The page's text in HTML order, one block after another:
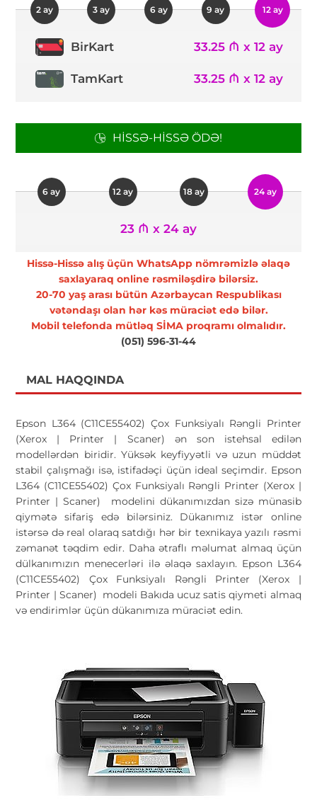
2 ay 3 ay 6 ay 9 ay 12 ay
BirKart 33.25 ₼ x 12 ay
TamKart 33.25 ₼ x 12 ay
HISSƏ-HISSƏ ÖDƏ!
6 ay 12 ay 18 ay 24 ay
23 ₼ x 24 ay
Hissə-Hissə alış üçün WhatsApp nömrəmizlə əlaqə
saxlayaraq online rəsmiləşdirə bilərsiz.
20-70 yaş arası bütün Azərbaycan Respublikası
vətəndaşı olan hər kəs müraciət edə bilər.
Mobil telefonda mütləq SİMA proqramı olmalıdır.
(051) 596-31-44
MAL HAQQINDA
Epson L364 (C11CE55402) Çox Funksiyalı Rəngli Printer
(Xerox | Printer | Scaner) ən son istehsal edilən
modellərdən biridir. Yüksək keyfiyyətli və uzun müddət
stabil çalışmağı isə, istifadəçi üçün ideal seçimdir. Epson
L364 (C11CE55402) Çox Funksiyalı Rəngli Printer (Xerox |
Printer | Scaner) modelini dükanımızdan sizə münasib
qiymətə sifariş edə bilərsiniz. Dükanımız istər online
istərsə də real olaraq satdığı hər bir texnikaya yazılı rəsmi
zəmanət təqdim edir. Daha ətraflı məlumat almaq üçün
dülkanımızın menecerləri ilə əlaqə saxlayın. Epson L364
(C11CE55402) Çox Funksiyalı Rəngli Printer (Xerox |
Printer | Scaner) modeli Bakıda ucuz satis qiymeti almaq
və endirimlər üçün dükanımıza müraciət edin.